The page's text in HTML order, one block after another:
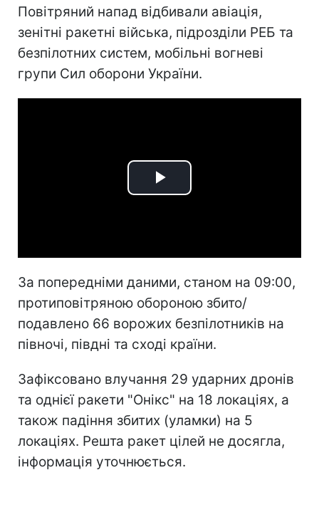
Повітряний напад відбивали авіація,
зенітні ракетні війська, підрозділи РЕБ та
безпілотних систем, мобільні вогневі
групи Сил оборони України.
Play
За попередніми даними, станом на 09:00,
протиповітряною обороною збито/
подавлено 66 ворожих безпілотників на
півночі, півдні та сході країни.
Зафіксовано влучання 29 ударних дронів
та однієї ракети "Онікс" на 18 локаціях, а
також падіння збитих (уламки) на 5
локаціях. Решта ракет цілей не досягла,
інформація уточнюється.